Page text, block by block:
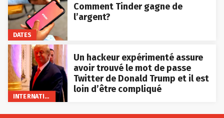
DATES
Comment Tinder gagne de
l’argent?
INTERNATIONAL
Un hackeur expérimenté assure
avoir trouvé le mot de passe
Twitter de Donald Trump et il est
loin d’être compliqué